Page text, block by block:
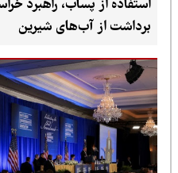
استفاده از پساب، راهبرد
برداشت از آب‌های شیرین